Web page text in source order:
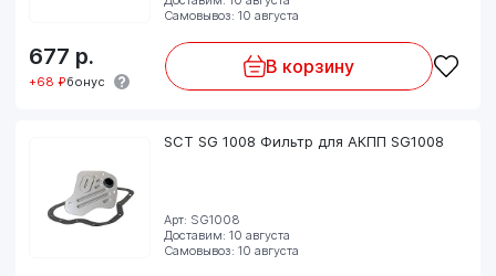
Самовывоз: 10 августа
677 р.
+68 ₽бонус
В корзину
SCT SG 1008 Фильтр для АКПП SG1008
Арт: SG1008
Доставим: 10 августа
Самовывоз: 10 августа